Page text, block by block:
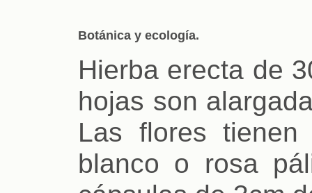
Botánica y ecología.
Hierba erecta de
hojas son
Las flores
blanco o rosa